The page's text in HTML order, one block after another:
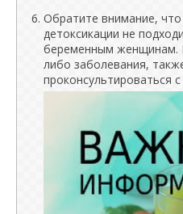
Обратите внимание,
детоксикации не
беременным женщинам.
либо заболевания,
проконсультироваться